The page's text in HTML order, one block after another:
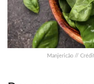
Manjericão //